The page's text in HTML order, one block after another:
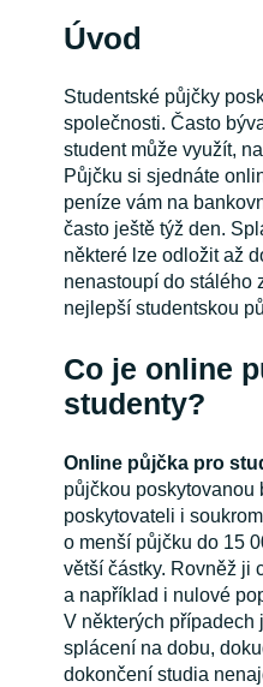
Úvod
Studentské půjčky
společnosti. Často
student může využít,
Půjčku si sjednáte
peníze vám na
často ještě týž den.
některé lze odložit až
nenastoupí do stálého
nejlepší studentskou
Co je online
studenty?
Online půjčka pro
půjčkou poskytovanou
poskytovateli i
o menší půjčku do 15
větší částky. Rovněž ji
a například i nulové
V některých případech
splácení na dobu,
dokončení studia